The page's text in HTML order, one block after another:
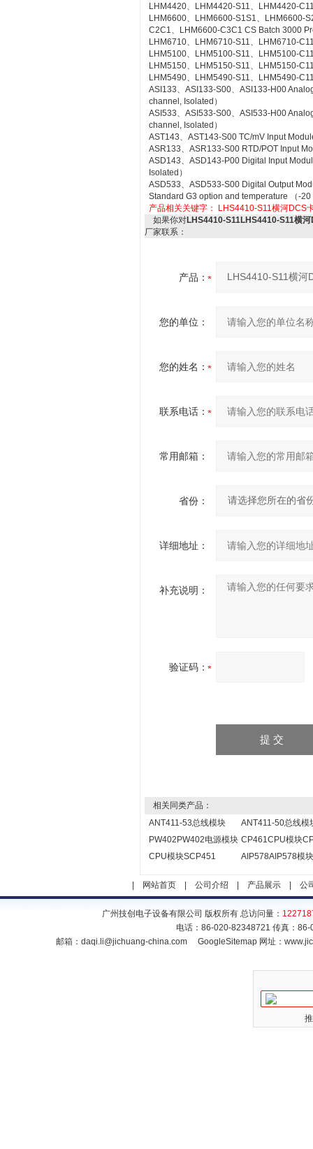
LHM4420、LHM4420-S11、LHM4420-
LHM6600、LHM6600-S1S1、LHM6600-
C2C1、LHM6600-C3C1 CS Batch 3000
LHM6710、LHM6710-S11、LHM6710-
LHM5100、LHM5100-S11、LHM5100-
LHM5150、LHM5150-S11、LHM5150-
LHM5490、LHM5490-S11、LHM5490-
ASI133、ASI133-S00、ASI133-H00
channel, Isolated）
ASI533、ASI533-S00、ASI533-H00
channel, Isolated）
AST143、AST143-S00 TC/mV Input
ASR133、ASR133-S00 RTD/POT Input
ASD143、ASD143-P00 Digital Input
Isolated）
ASD533、ASD533-S00 Digital Output
Standard G3 option and temperature （-20
产品相关关键字：
LHS4410-S11横河DCS
如果你对LHS4410-S11LHS4410-S11横
厂家联系：
产品：
您的单位：
您的姓名：
联系电话：
常用邮箱：
省份：
详细地址：
补充说明：
验证码：
相关同类产品：
ANT411-53总线模块
ANT411-50总线模
PW402PW402电源模块 CP461CPU模块
CPU模块SCP451
AIP578AIP578模块
网站首页| 公司介绍 产品展示| 公
广州技创电子设备有限公司 版权所有 总访问量：
电话：86-020-82348721 传真：
邮箱： daqi.li@jichuang-china.com GoogleSitemap 网址：